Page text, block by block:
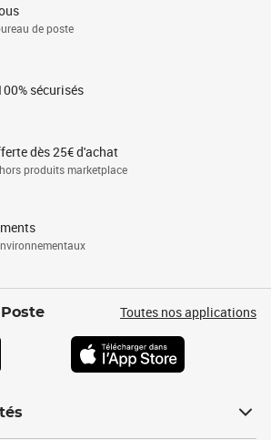
de poste
sécurisés
dès 25€ d'achat
produits marketplace
Toutes nos applications